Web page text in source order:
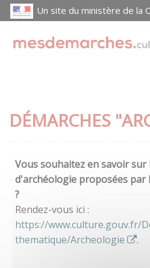
Un site du ministère de la
DÉMARCHES
Vous souhaitez en savoir sur
d'archéologie proposées par
?
Rendez-vous ici :
https://www.culture.gouv.fr/
thematique/Archeologie
.